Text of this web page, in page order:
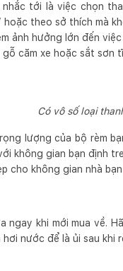
nhắc tới là việc chọn
theo sở thích mà
ảnh hưởng lớn đến
căm xe hoặc sắt sơn
Có vô số loại
lượng của bộ rèm
không gian bạn định
cho không gian nhà
ngay khi mới mua về.
nước để là ủi sau